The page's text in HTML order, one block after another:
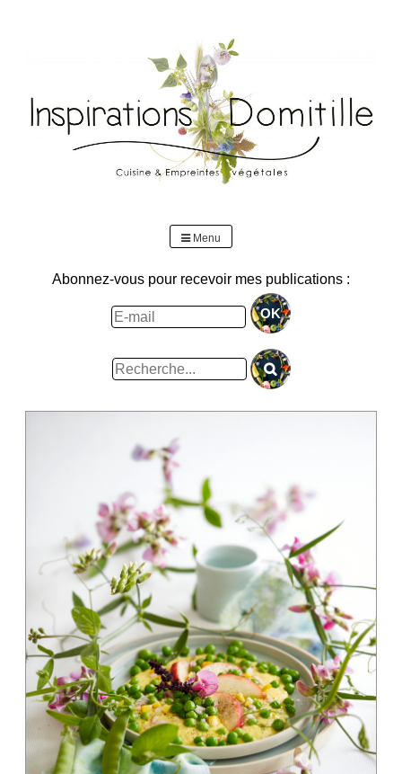
Skip
to
content
Menu
Abonnez-vous pour recevoir mes publications :
Rechercher
: